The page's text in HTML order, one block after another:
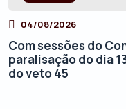
04/08/2026
Com sessões do
paralisação do dia
do veto 45